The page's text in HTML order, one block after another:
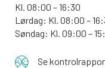
Kl. 08:00 – 16:30
Lørdag: Kl. 08:00 –
Søndag: Kl. 09:00 –
Se